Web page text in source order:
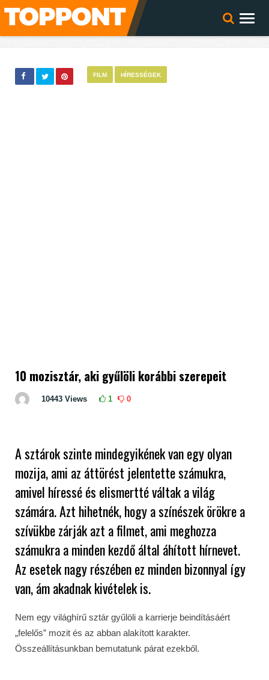
FILM HÍRESSÉGEK
10 mozisztár, aki gyűlöli korábbi szerepeit
10443 Views 1 0
A sztárok szinte mindegyikének van egy olyan
mozija, ami az áttörést jelentette számukra,
amivel híressé és elismertté váltak a világ
számára. Azt hihetnék, hogy a színészek örökre a
szívükbe zárják azt a filmet, ami meghozza
számukra a minden kezdő által áhított hírnevet.
Az esetek nagy részében ez minden bizonnyal így
van, ám akadnak kivételek is.
Nem egy világhírű sztár gyűlöli a karrierje beindításáért
„felelős” mozit és az abban alakított karakter.
Összeállításunkban bemutatunk párat ezekből.